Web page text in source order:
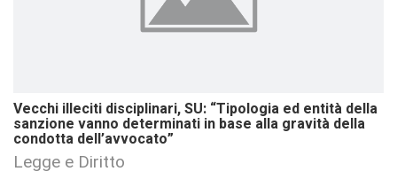
Vecchi illeciti disciplinari, SU: “Tipologia ed entità della
sanzione vanno determinati in base alla gravità della
condotta dell’avvocato”
Legge e Diritto